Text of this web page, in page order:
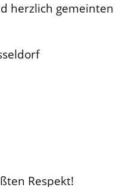
herzlich gemeinten
Respekt!